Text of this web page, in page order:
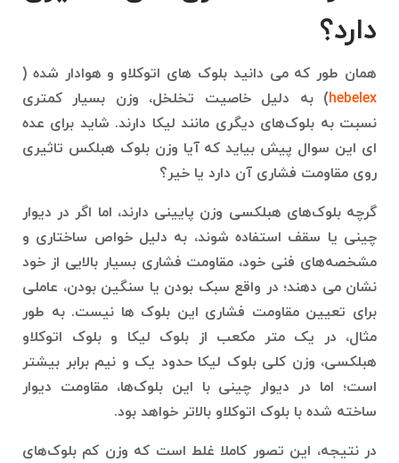
دارد؟
همان طور که می دانید بلوک‌ های اتوکلاو و هوادار شده (
hebelex) به دلیل خاصیت تخلخل، وزن بسیار کمتری
نسبت به بلوک‌های دیگری مانند لیکا دارند. شاید برای عده
ای این سوال پیش بیاید که آیا وزن بلوک هبلکس تاثیری
روی مقاومت فشاری آن دارد یا خیر؟
گرچه بلوک‌های هبلکسی وزن پایینی دارند، اما اگر در دیوار
چینی یا سقف استفاده شوند، به دلیل خواص ساختاری و
مشخصه‌های فنی خود، مقاومت فشاری بسیار بالایی از خود
نشان می دهند؛‌ در واقع سبک بودن یا سنگین بودن، عاملی
برای تعیین مقاومت فشاری این بلوک ها نیست. به طور
مثال، در یک متر مکعب از بلوک لیکا و بلوک اتوکلاو
هبلکسی، وزن کلی بلوک لیکا حدود یک و نیم برابر بیشتر
است؛ اما در دیوار چینی با این بلو‌ک‌ها، مقاومت دیوار
ساخته شده با بلوک اتوکلاو بالاتر خواهد بود‌.
در نتیجه، این تصور کاملا غلط است که وزن کم بلوک‌های